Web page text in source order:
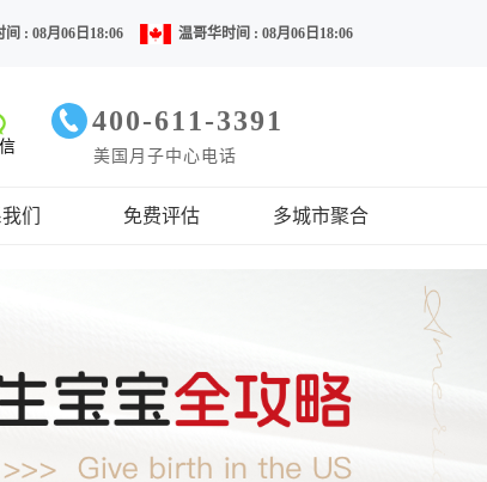
间 : 08月06日18:06 温哥华时间 : 08月06日18:06
400-611-3391
美国月子中心电话
们 免费评估 多城市聚合